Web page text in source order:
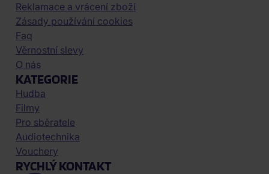
Reklamace a vrácení zboží
Zásady používání cookies
Faq
Věrnostní slevy
O nás
KATEGORIE
Hudba
Filmy
Pro sběratele
Audiotechnika
Vouchery
RYCHLÝ KONTAKT